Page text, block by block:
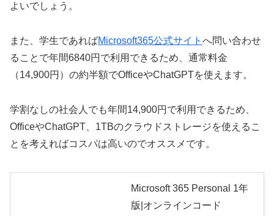
よいでしょう。
また、学生であればMicrosoft365公式サイト へ問い合わせ
ることで年間6840円で利用できるため、通常料金
（14,900円）の約半額でOfficeやChatGPTを使えます。
学割なしの社会人でも年間14,900円で利用できるため、
OfficeやChatGPT、1TBのクラウドストレージを使えるこ
とを考えればコスパは高いのでオススメです。
Microsoft 365 Personal 1年
版|オンラインコード